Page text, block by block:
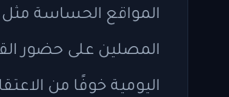
المواقع الحساسة مثل
المصلين على حضور
اليومية خوفًا من